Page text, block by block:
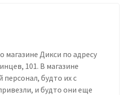
магазине Дикси по адресу
101. В магазине
будто их с
и будто они еще